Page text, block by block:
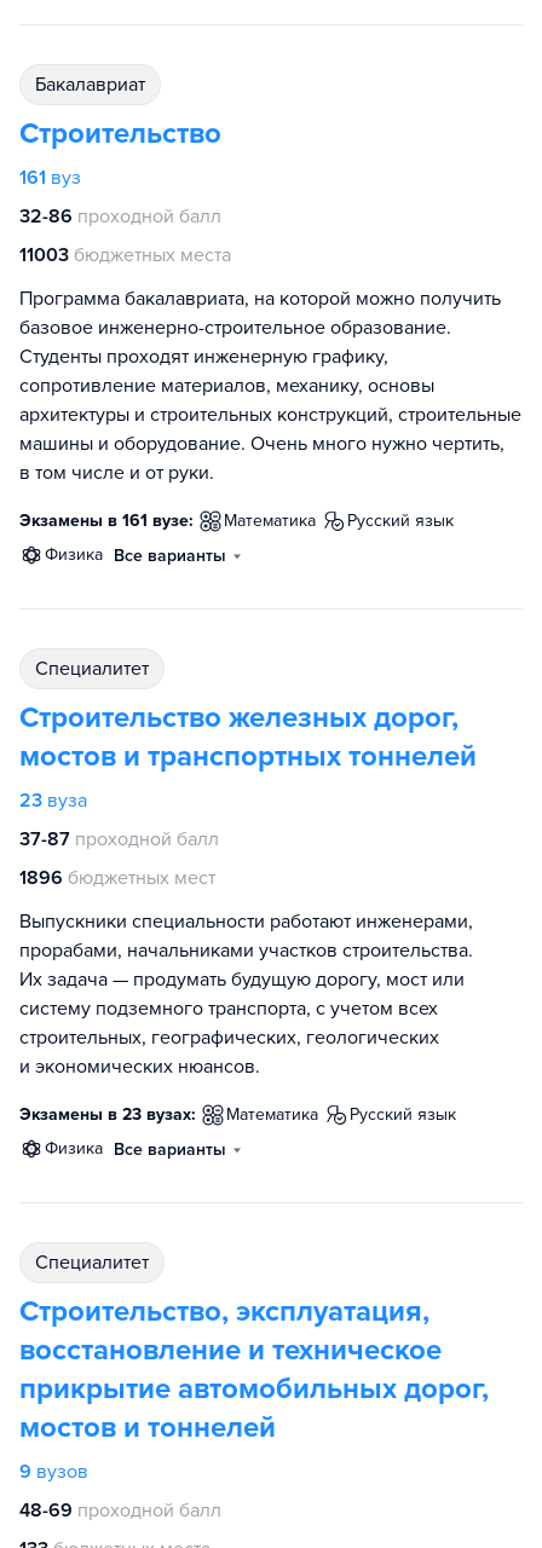
бакалавриат
Строительство
161 вуз
32-86 проходной балл
11003 бюджетных места
Программа бакалавриата, на которой можно получить
базовое инженерно-строительное образование.
Студенты проходят инженерную графику,
сопротивление материалов, механику, основы
архитектуры и строительных конструкций, строительные
машины и оборудование. Очень много нужно чертить,
в том числе и от руки.
Экзамены в 161 вузе: математика
русский язык
физика Все варианты
специалитет
Строительство железных дорог,
мостов и транспортных тоннелей
23 вуза
37-87 проходной балл
1896 бюджетных мест
Выпускники специальности работают инженерами,
прорабами, начальниками участков строительства.
Их задача — продумать будущую дорогу, мост или
систему подземного транспорта, с учетом всех
строительных, географических, геологических
и экономических нюансов.
Экзамены в 23 вузах: математика
русский язык
физика Все варианты
специалитет
Строительство, эксплуатация,
восстановление и техническое
прикрытие автомобильных дорог,
мостов и тоннелей
9 вузов
48-69 проходной балл